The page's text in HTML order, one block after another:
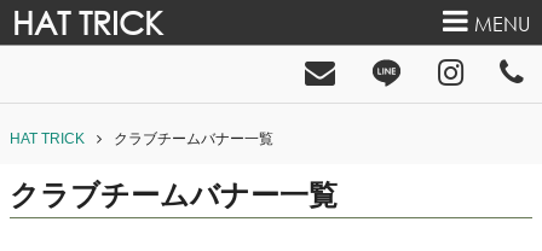
HAT TRICK MENU
HAT TRICK クラブチームバナー一覧
クラブチームバナー一覧